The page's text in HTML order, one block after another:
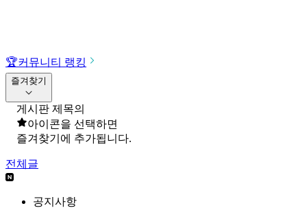
🏆커뮤니티 랭킹
즐겨찾기
게시판 제목의
아이콘을 선택하면
즐겨찾기에 추가됩니다.
전체글
공지사항